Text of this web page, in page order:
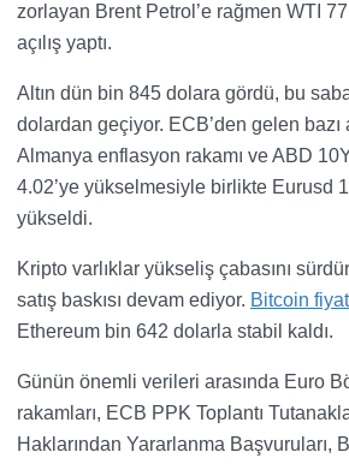
zorlayan Brent Petrol’e rağmen WTI
açılış yaptı.
Altın dün bin 845 dolara gördü, bu
dolardan geçiyor. ECB’den gelen bazı
Almanya enflasyon rakamı ve ABD
4.02’ye yükselmesiyle birlikte Eurusd
yükseldi.
Kripto varlıklar yükseliş çabasını
satış baskısı devam ediyor. Bitcoin
Ethereum bin 642 dolarla stabil kaldı.
Günün önemli verileri arasında Euro
rakamları, ECB PPK Toplantı
Haklarından Yararlanma Başvuruları,